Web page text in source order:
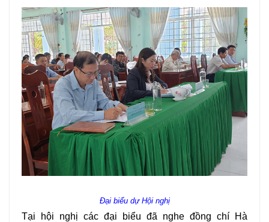
Đại biểu dự Hội nghị
Tại hội nghị các đại biểu đã nghe đồng chí Hà